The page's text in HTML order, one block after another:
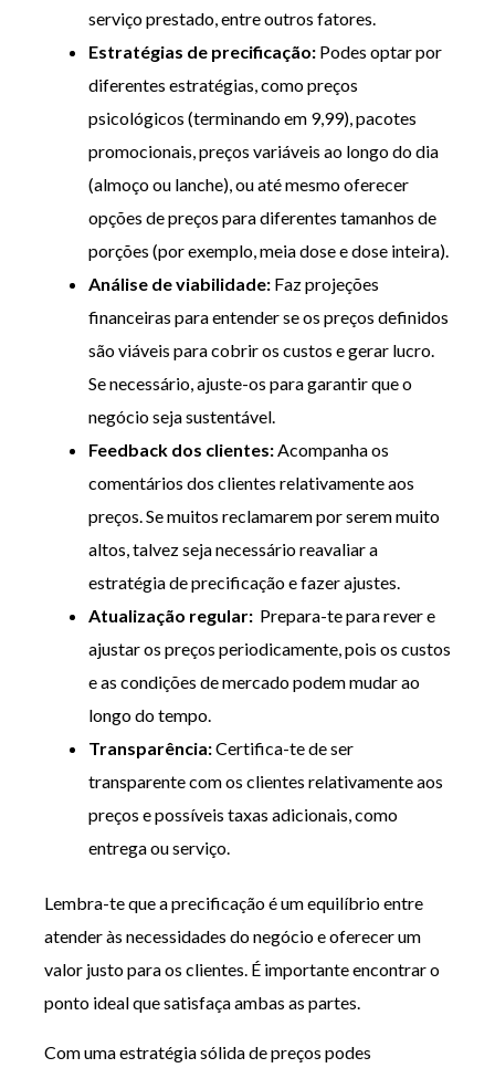
serviço prestado, entre outros fatores.
Estratégias de precificação: Podes optar por
diferentes estratégias, como preços
psicológicos (terminando em 9,99), pacotes
promocionais, preços variáveis ao longo do dia
(almoço ou lanche), ou até mesmo oferecer
opções de preços para diferentes tamanhos de
porções (por exemplo, meia dose e dose inteira).
Análise de viabilidade: Faz projeções
financeiras para entender se os preços definidos
são viáveis para cobrir os custos e gerar lucro.
Se necessário, ajuste-os para garantir que o
negócio seja sustentável.
Feedback dos clientes:Acompanha os
comentários dos clientes relativamente aos
preços. Se muitos reclamarem por serem muito
altos, talvez seja necessário reavaliar a
estratégia de precificação e fazer ajustes.
Atualização regular: Prepara-te para rever e
ajustar os preços periodicamente, pois os custos
e as condições de mercado podem mudar ao
longo do tempo.
Transparência:Certifica-te de ser
transparente com os clientes relativamente aos
preços e possíveis taxas adicionais, como
entrega ou serviço.
Lembra-te que a precificação é um equilíbrio entre
atender às necessidades do negócio e oferecer um
valor justo para os clientes. É importante encontrar o
ponto ideal que satisfaça ambas as partes.
Com uma estratégia sólida de preços podes